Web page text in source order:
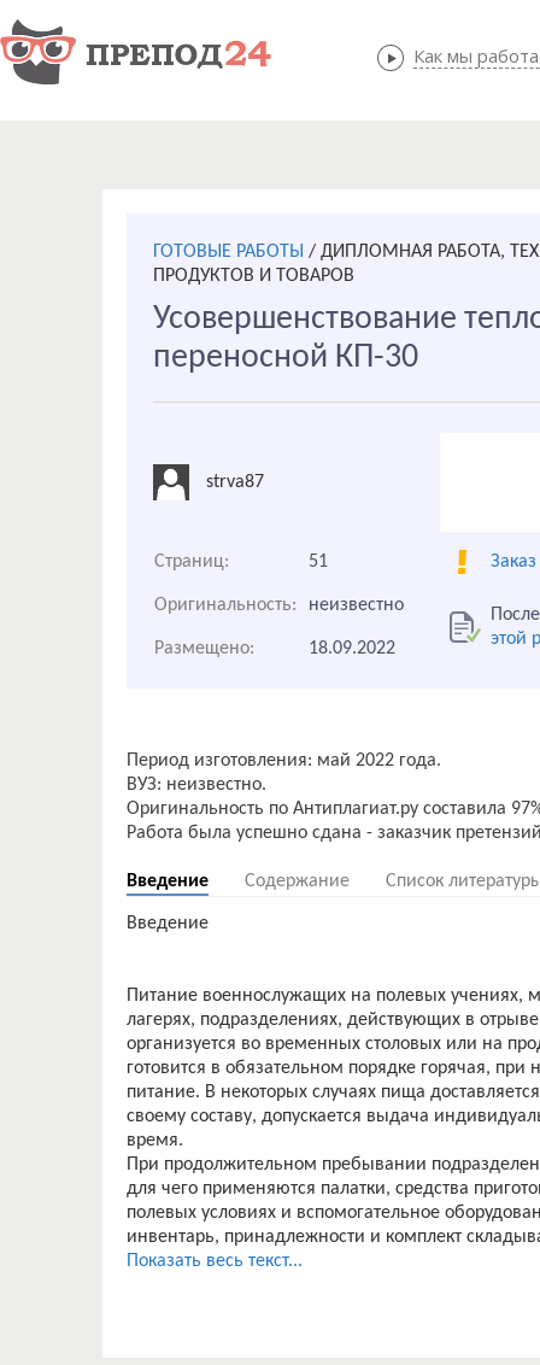
Как мы
Как мы
ГОТОВЫЕ РАБОТЫ / ДИПЛОМНАЯ РАБОТА,
ПРОДУКТОВ И ТОВАРОВ
Усовершенствование
переносной КП-30
strva87
Страниц: 51
Оригинальность: неизвестно
этой
Размещено: 18.09.2022
Период изготовления: май 2022 года.
ВУЗ: неизвестно.
Оригинальность по Антиплагиат.ру составила
Введение Содержание Список
Введение
Питание военнослужащих на полевых учениях,
лагерях, подразделениях, действующих в
организуется во временных столовых или на
готовится в обязательном порядке горячая,
питание. В некоторых случаях пища
своему составу, допускается выдача
время.
При продолжительном пребывании
для чего применяются палатки, средства
полевых условиях и вспомогательное
инвентарь, принадлежности и комплект
ванн для мытья столовой посуды, и приборов, и
Показать весь текст...